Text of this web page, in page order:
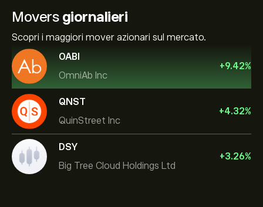
Movers giornalieri
Scopri i maggiori mover azionari sul mercato.
OABI
OmniAb Inc
+9.42%
QNST
QuinStreet Inc
+4.32%
DSY
Big Tree Cloud Holdings Ltd
+3.26%